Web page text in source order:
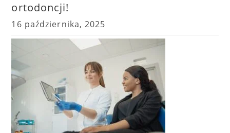
ortodoncji!
16 października, 2025